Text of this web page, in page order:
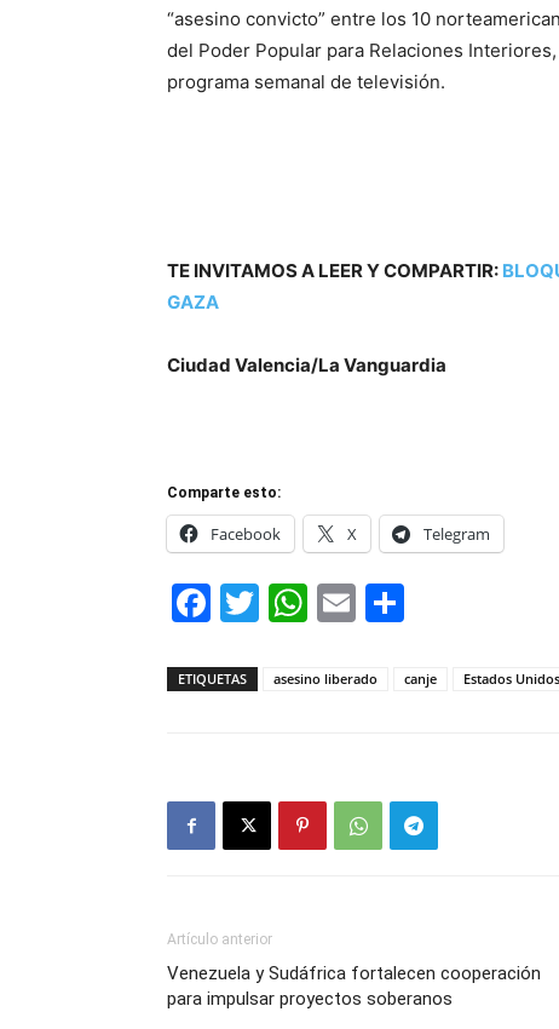
“asesino convicto” entre los 10
del Poder Popular para Relaciones
programa semanal de televisión.
TE INVITAMOS A LEER Y COMPARTIR:
GAZA
Ciudad Valencia/La Vanguardia
Comparte esto:
Facebook X Telegram
Facebook
Twitter
WhatsApp
Email
ETIQUETAS asesino liberado canje Estados Unidos
Artículo anterior
Venezuela y Sudáfrica fortalecen cooperación
para impulsar proyectos soberanos